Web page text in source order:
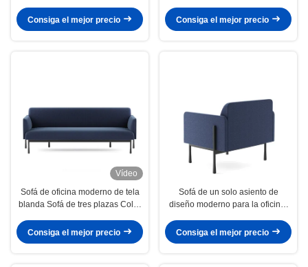
pequeños.
Consiga el mejor precio
Consiga el mejor precio
Vídeo
Sofá de oficina moderno de tela
blanda Sofá de tres plazas Color
resistentes
Consiga el mejor precio
Sofá de un solo asiento de
diseño moderno para la oficina,
Silla
Consiga el mejor precio